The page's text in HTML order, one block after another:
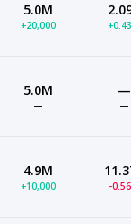
5.0M
+20,000
5.0M
—
—
—
4.9M
+10,000 -